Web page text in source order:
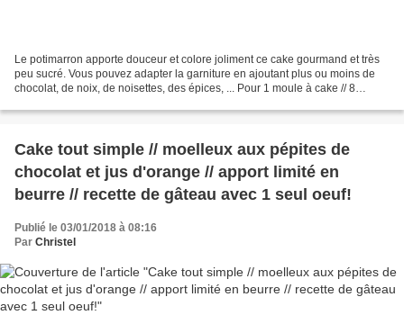
Le potimarron apporte douceur et colore joliment ce cake gourmand et très
peu sucré. Vous pouvez adapter la garniture en ajoutant plus ou moins de
chocolat, de noix, de noisettes, des épices, ... Pour 1 moule à cake // 8
Cake tout simple // moelleux aux pépites de
chocolat et jus d'orange // apport limité en
beurre // recette de gâteau avec 1 seul oeuf!
Publié le 03/01/2018 à 08:16
Par Christel